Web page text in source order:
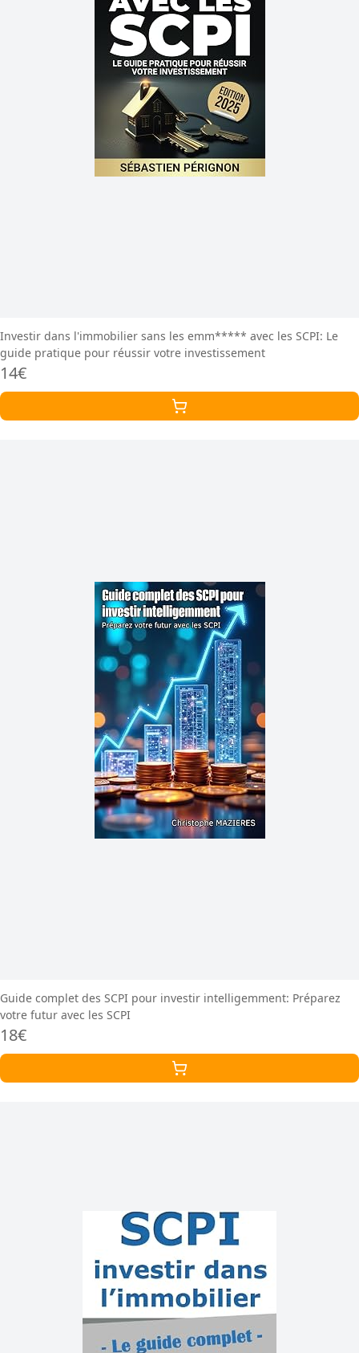
Investir dans l'immobilier sans les emm***** avec les SCPI: Le
guide pratique pour réussir votre investissement
14€
Guide complet des SCPI pour investir intelligemment: Préparez
votre futur avec les SCPI
18€